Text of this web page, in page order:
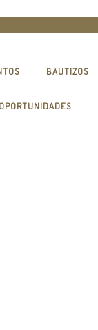
BAUTIZOS
OPORTUNIDADES